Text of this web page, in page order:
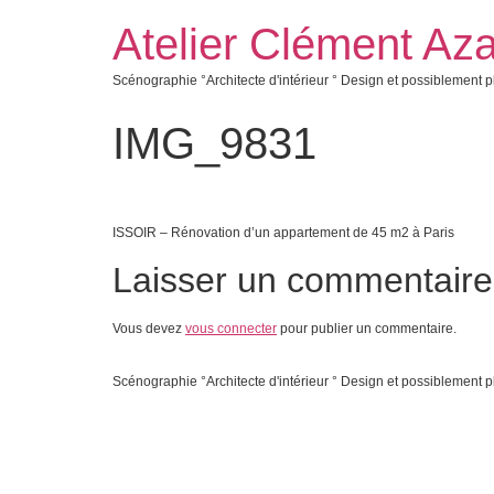
Atelier Clément
Scénographie °Architecte d'intérieur ° Design et possiblement
IMG_9831
ISSOIR – Rénovation d’un appartement de 45 m2 à Paris
Laisser un commentaire
Vous devez vous connecter pour publier un commentaire.
Scénographie °Architecte d'intérieur ° Design et possiblement